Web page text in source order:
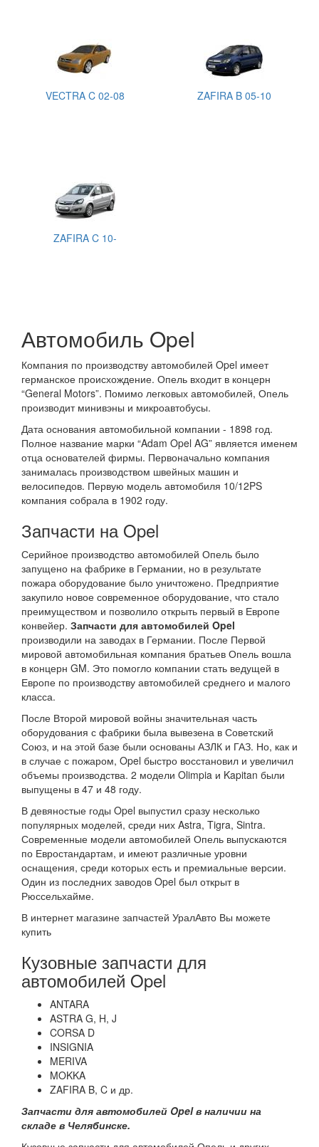
VECTRA C 02-08 ZAFIRA B 05-10
ZAFIRA C 10-
Автомобиль Opel
Компания по производству автомобилей Opel имеет
германское происхождение. Опель входит в концерн
“General Motors”. Помимо легковых автомобилей, Опель
производит минивэны и микроавтобусы.
Дата основания автомобильной компании - 1898 год.
Полное название марки “Adam Opel AG” является именем
отца основателей фирмы. Первоначально компания
занималась производством швейных машин и
велосипедов. Первую модель автомобиля 10/12PS
компания собрала в 1902 году.
Запчасти на Opel
Серийное производство автомобилей Опель было
запущено на фабрике в Германии, но в результате
пожара оборудование было уничтожено. Предприятие
закупило новое современное оборудование, что стало
преимуществом и позволило открыть первый в Европе
конвейер. Запчасти для автомобилей Opel
производили на заводах в Германии. После Первой
мировой автомобильная компания братьев Опель вошла
в концерн GM. Это помогло компании стать ведущей в
Европе по производству автомобилей среднего и малого
класса.
После Второй мировой войны значительная часть
оборудования с фабрики была вывезена в Советский
Союз, и на этой базе были основаны АЗЛК и ГАЗ. Но, как и
в случае с пожаром, Opel быстро восстановил и увеличил
объемы производства. 2 модели Olimpia и Kapitan были
выпущены в 47 и 48 году.
В девяностые годы Opel выпустил сразу несколько
популярных моделей, среди них Astra, Tigra, Sintra.
Современные модели автомобилей Опель выпускаются
по Евростандартам, и имеют различные уровни
оснащения, среди которых есть и премиальные версии.
Один из последних заводов Opel был открыт в
Рюссельхайме.
В интернет магазине запчастей УралАвто Вы можете
купить
Кузовные запчасти для
автомобилей Opel
ANTARA
ASTRA G, H, J
CORSA D
INSIGNIA
MERIVA
MOKKA
ZAFIRA B, C и др.
Запчасти для автомобилей Opel в наличии на
складе в Челябинске.